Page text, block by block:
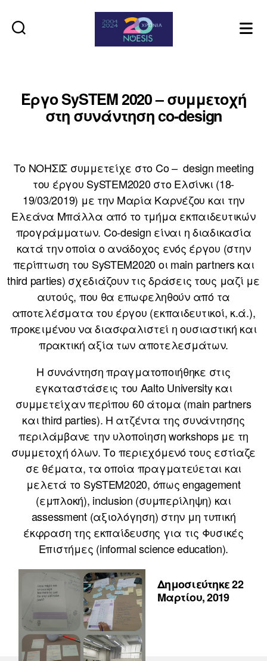
Έργο SySTEM 2020 – συμμετοχή
στη συνάντηση co-design
Το ΝΟΗΣΙΣ συμμετείχε στο Co – design meeting
του έργου SySTEM2020 στο Ελσίνκι (18-
19/03/2019) με την Μαρία Καρνέζου και την
Ελεάνα Μπάλλα από το τμήμα εκπαιδευτικών
προγράμματων. Co-design είναι η διαδικασία
κατά την οποία ο ανάδοχος ενός έργου (στην
περίπτωση του SySTEM2020 οι main partners και
third parties) σχεδιάζουν τις δράσεις τους μαζί με
αυτούς, που θα επωφεληθούν από τα
αποτελέσματα του έργου (εκπαιδευτικοί, κ.ά.),
προκειμένου να διασφαλιστεί η ουσιαστική και
πρακτική αξία των αποτελεσμάτων.
Η συνάντηση πραγματοποιήθηκε στις
εγκαταστάσεις του Aalto University και
συμμετείχαν περίπου 60 άτομα (main partners
και third parties). Η ατζέντα της συνάντησης
περιλάμβανε την υλοποίηση workshops με τη
συμμετοχή όλων. Το περιεχόμενό τους εστίαζε
σε θέματα, τα οποία πραγματεύεται και
μελετά το SySTEM2020, όπως engagement
(εμπλοκή), inclusion (συμπερίληψη) και
assessment (αξιολόγηση) στην μη τυπική
έκφραση της εκπαίδευσης για τις Φυσικές
Επιστήμες (informal science education).
Δημοσιεύτηκε 22
Μαρτίου, 2019